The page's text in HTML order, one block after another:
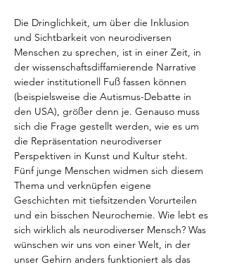
Die Dringlichkeit, um über die Inklusion
und Sichtbarkeit von neurodiversen
Menschen zu sprechen, ist in einer Zeit, in
der wissenschaftsdiffamierende Narrative
wieder institutionell Fuß fassen können
(beispielsweise die Autismus-Debatte in
den USA), größer denn je. Genauso muss
sich die Frage gestellt werden, wie es um
die Repräsentation neurodiverser
Perspektiven in Kunst und Kultur steht.
Fünf junge Menschen widmen sich diesem
Thema und verknüpfen eigene
Geschichten mit tiefsitzenden Vorurteilen
und ein bisschen Neurochemie. Wie lebt es
sich wirklich als neurodiverser Mensch? Was
wünschen wir uns von einer Welt, in der
unser Gehirn anders funktioniert als das